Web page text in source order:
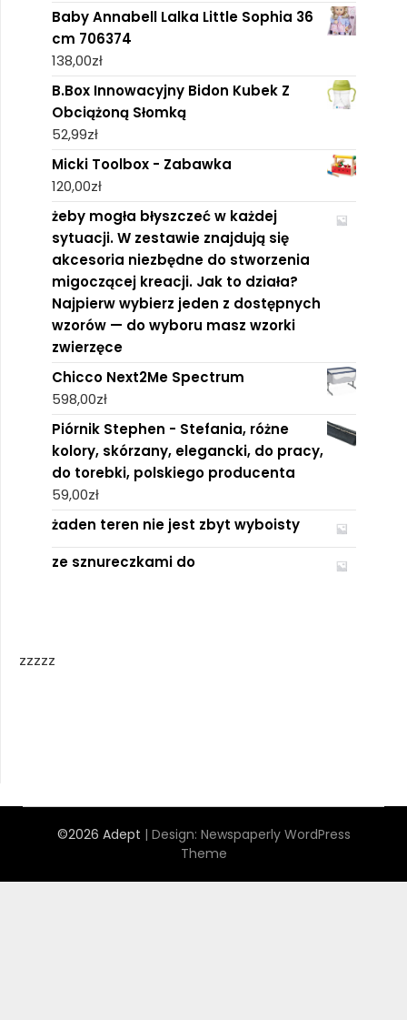
Baby Annabell Lalka Little Sophia 36
cm 706374
138,00zł
B.Box Innowacyjny Bidon Kubek Z
Obciążoną Słomką
52,99zł
Micki Toolbox - Zabawka
120,00zł
żeby mogła błyszczeć w każdej
sytuacji. W zestawie znajdują się
akcesoria niezbędne do stworzenia
migoczącej kreacji. Jak to działa?
Najpierw wybierz jeden z dostępnych
wzorów — do wyboru masz wzorki
zwierzęce
Chicco Next2Me Spectrum
598,00zł
Piórnik Stephen - Stefania, różne
kolory, skórzany, elegancki, do pracy,
do torebki, polskiego producenta
59,00zł
żaden teren nie jest zbyt wyboisty
ze sznureczkami do
zzzzz
©2026 Adept | Design: Newspaperly WordPress
Theme